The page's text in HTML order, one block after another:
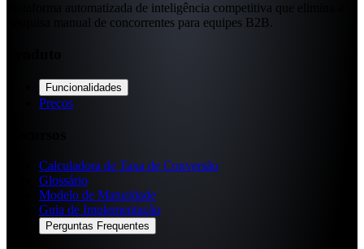
Plataforma automatizada de inteligência competitiva que elimina a
pesquisa manual de concorrentes para equipes B2B.
Funcionalidades
Preços
Calculadora de Taxa de Conversão
Glossário
Modelo de Maturidade
Guia de Implementação
Perguntas Frequentes